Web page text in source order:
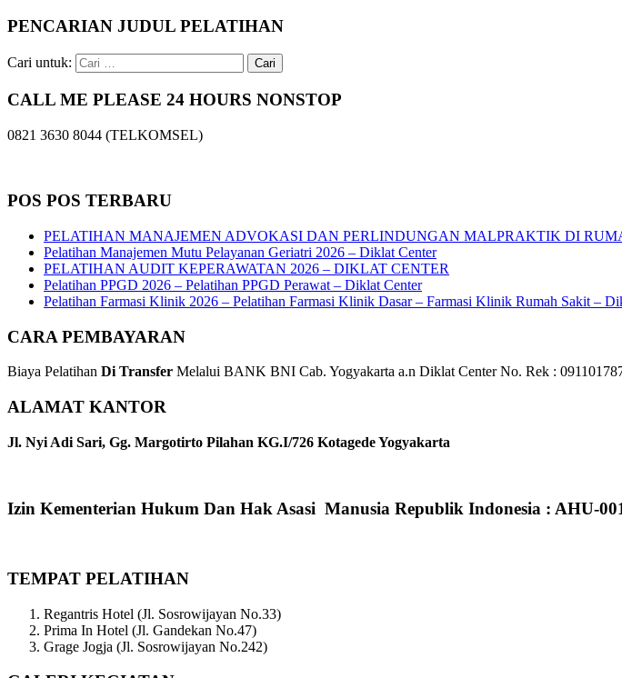
PENCARIAN JUDUL PELATIHAN
Cari untuk:
CALL ME PLEASE 24 HOURS NONSTOP
0821 3630 8044 (TELKOMSEL)
POS POS TERBARU
PELATIHAN MANAJEMEN ADVOKASI DAN PERLINDUNGAN MALPRAKTIK DI
Pelatihan Manajemen Mutu Pelayanan Geriatri 2026 – Diklat Center
PELATIHAN AUDIT KEPERAWATAN 2026 – DIKLAT CENTER
Pelatihan PPGD 2026 – Pelatihan PPGD Perawat – Diklat Center
Pelatihan Farmasi Klinik 2026 – Pelatihan Farmasi Klinik Dasar – Farmasi Klinik Rumah Sakit –
CARA PEMBAYARAN
Biaya Pelatihan Di Transfer Melalui BANK BNI Cab. Yogyakarta a.n Diklat Center No. Rek :
ALAMAT KANTOR
Jl. Nyi Adi Sari, Gg. Margotirto Pilahan KG.I/726 Kotagede Yogyakarta
Izin Kementerian Hukum Dan Hak Asasi Manusia Republik Indonesia : AHU-
TEMPAT PELATIHAN
Regantris Hotel (Jl. Sosrowijayan No.33)
Prima In Hotel (Jl. Gandekan No.47)
Grage Jogja (Jl. Sosrowijayan No.242)